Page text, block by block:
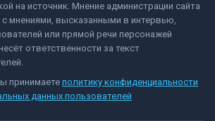
на источник. Мнение администрации сайта
мнениями, высказанными в интервью,
или прямой речи персонажей
ответственности за текст
принимаете политику конфиденциальности
данных пользователей